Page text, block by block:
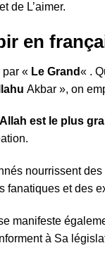
de L’aimer.
en
par « Le Grand« .
Akbar », on
Allah est le plus
nourrissent
fanatiques et des
manifeste
à Sa